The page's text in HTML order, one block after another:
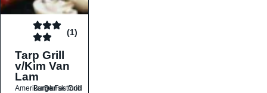
(1)
Tarp Grill
v/Kim Van
Lam
Amerikansk
BurgerDanskFastfood
Grill